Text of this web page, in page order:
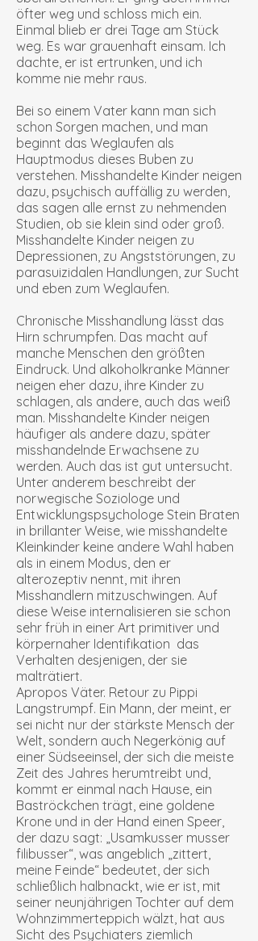
öfter weg und schloss mich ein.
Einmal blieb er drei Tage am Stück
weg. Es war grauenhaft einsam. Ich
dachte, er ist ertrunken, und ich
komme nie mehr raus.
Bei so einem Vater kann man sich
schon Sorgen machen, und man
beginnt das Weglaufen als
Hauptmodus dieses Buben zu
verstehen. Misshandelte Kinder neigen
dazu, psychisch auffällig zu werden,
das sagen alle ernst zu nehmenden
Studien, ob sie klein sind oder groß.
Misshandelte Kinder neigen zu
Depressionen, zu Angststörungen, zu
parasuizidalen Handlungen, zur Sucht
und eben zum Weglaufen.
Chronische Misshandlung lässt das
Hirn schrumpfen. Das macht auf
manche Menschen den größten
Eindruck. Und alkoholkranke Männer
neigen eher dazu, ihre Kinder zu
schlagen, als andere, auch das weiß
man. Misshandelte Kinder neigen
häufiger als andere dazu, später
misshandelnde Erwachsene zu
werden. Auch das ist gut untersucht.
Unter anderem beschreibt der
norwegische Soziologe und
Entwicklungspsychologe Stein Braten
in brillanter Weise, wie misshandelte
Kleinkinder keine andere Wahl haben
als in einem Modus, den er
alterozeptiv nennt, mit ihren
Misshandlern mitzuschwingen. Auf
diese Weise internalisieren sie schon
sehr früh in einer Art primitiver und
körpernaher Identifikation das
Verhalten desjenigen, der sie
malträtiert.
Apropos Väter. Retour zu Pippi
Langstrumpf. Ein Mann, der meint, er
sei nicht nur der stärkste Mensch der
Welt, sondern auch Negerkönig auf
einer Südseeinsel, der sich die meiste
Zeit des Jahres herumtreibt und,
kommt er einmal nach Hause, ein
Baströckchen trägt, eine goldene
Krone und in der Hand einen Speer,
der dazu sagt: „Usamkusser musser
filibusser“, was angeblich „zittert,
meine Feinde“ bedeutet, der sich
schließlich halbnackt, wie er ist, mit
seiner neunjährigen Tochter auf dem
Wohnzimmerteppich wälzt, hat aus
Sicht des Psychiaters ziemlich